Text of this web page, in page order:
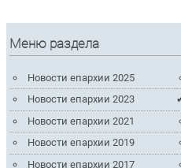
Меню раздела
Новости епархии 2025
Новости епархии 2023
Новости епархии 2021
Новости епархии 2019
Новости епархии 2017